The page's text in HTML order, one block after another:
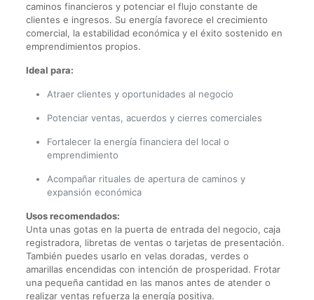
caminos financieros y potenciar el flujo constante de
clientes e ingresos. Su energía favorece el crecimiento
comercial, la estabilidad económica y el éxito sostenido en
emprendimientos propios.
Ideal para:
Atraer clientes y oportunidades al negocio
Potenciar ventas, acuerdos y cierres comerciales
Fortalecer la energía financiera del local o
emprendimiento
Acompañar rituales de apertura de caminos y
expansión económica
Usos recomendados:
Unta unas gotas en la puerta de entrada del negocio, caja
registradora, libretas de ventas o tarjetas de presentación.
También puedes usarlo en velas doradas, verdes o
amarillas encendidas con intención de prosperidad. Frotar
una pequeña cantidad en las manos antes de atender o
realizar ventas refuerza la energía positiva.